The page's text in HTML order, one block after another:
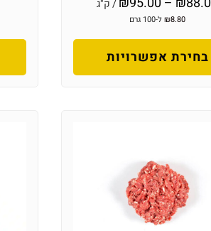
/ ק"ג
₪8.80 ל-100 גרם
בחירת אפשרויות